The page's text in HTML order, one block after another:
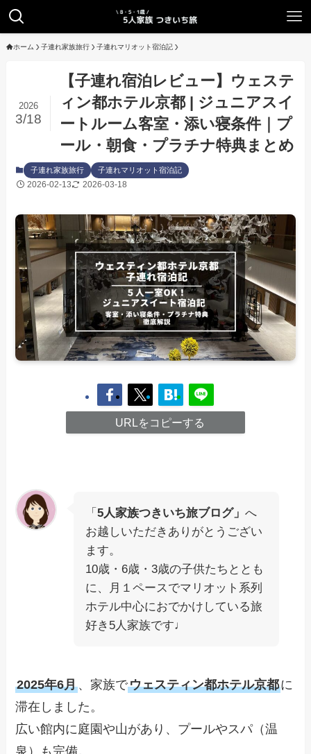
ホーム 子連れ家族旅行 子連れマリオット宿泊記
【子連れ宿泊レビュー】ウェステ
ィン都ホテル京都 | ジュニアスイ
ートルーム客室・添い寝条件｜プ
ール・朝食・プラチナ特典まとめ
2026
3/18
子連れ家族旅行 子連れマリオット宿泊記
2026-02-13 2026-03-18
URLをコピーする
「5人家族つきいち旅ブログ」へ
お越しいただきありがとうござい
ます。
10歳・6歳・3歳の子供たちととも
に、月１ペースでマリオット系列
ホテル中心におでかけしている旅
好き5人家族です♩
2025年6月、家族でウェスティン都ホテル京都に
滞在しました。
広い館内に庭園や山があり、プールやスパ（温